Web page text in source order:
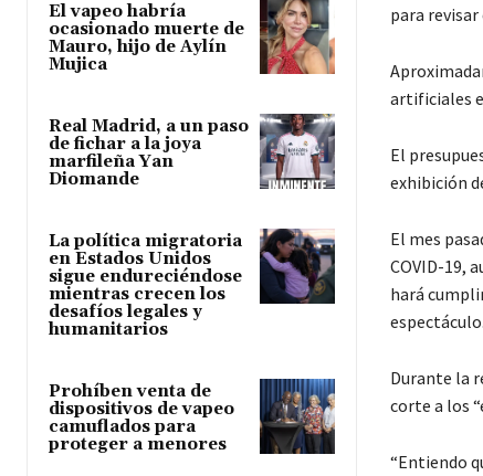
El vapeo habría
ocasionado muerte de
Mauro, hijo de Aylín
Mujica
Real Madrid, a un paso
de fichar a la joya
marfileña Yan
Diomande
La política migratoria
en Estados Unidos
sigue endureciéndose
mientras crecen los
desafíos legales y
humanitarios
Prohíben venta de
dispositivos de vapeo
camuflados para
proteger a menores
para
artificiales
El
exhibición
El mes
COVID-19,
hará
espectáculo.
Durante la
corte a los
“Entiendo